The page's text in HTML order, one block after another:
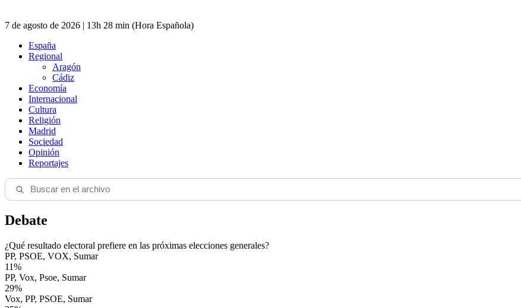
7 de agosto de 2026 | 13h 28 min (Hora Española)
España
Regional
Aragón
Cádiz
Economía
Internacional
Cultura
Religión
Madrid
Sociedad
Opinión
Reportajes
Debate
¿Qué resultado electoral prefiere en las próximas elecciones generales?
PP, PSOE, VOX, Sumar
11%
PP, Vox, Psoe, Sumar
29%
Vox, PP, PSOE, Sumar